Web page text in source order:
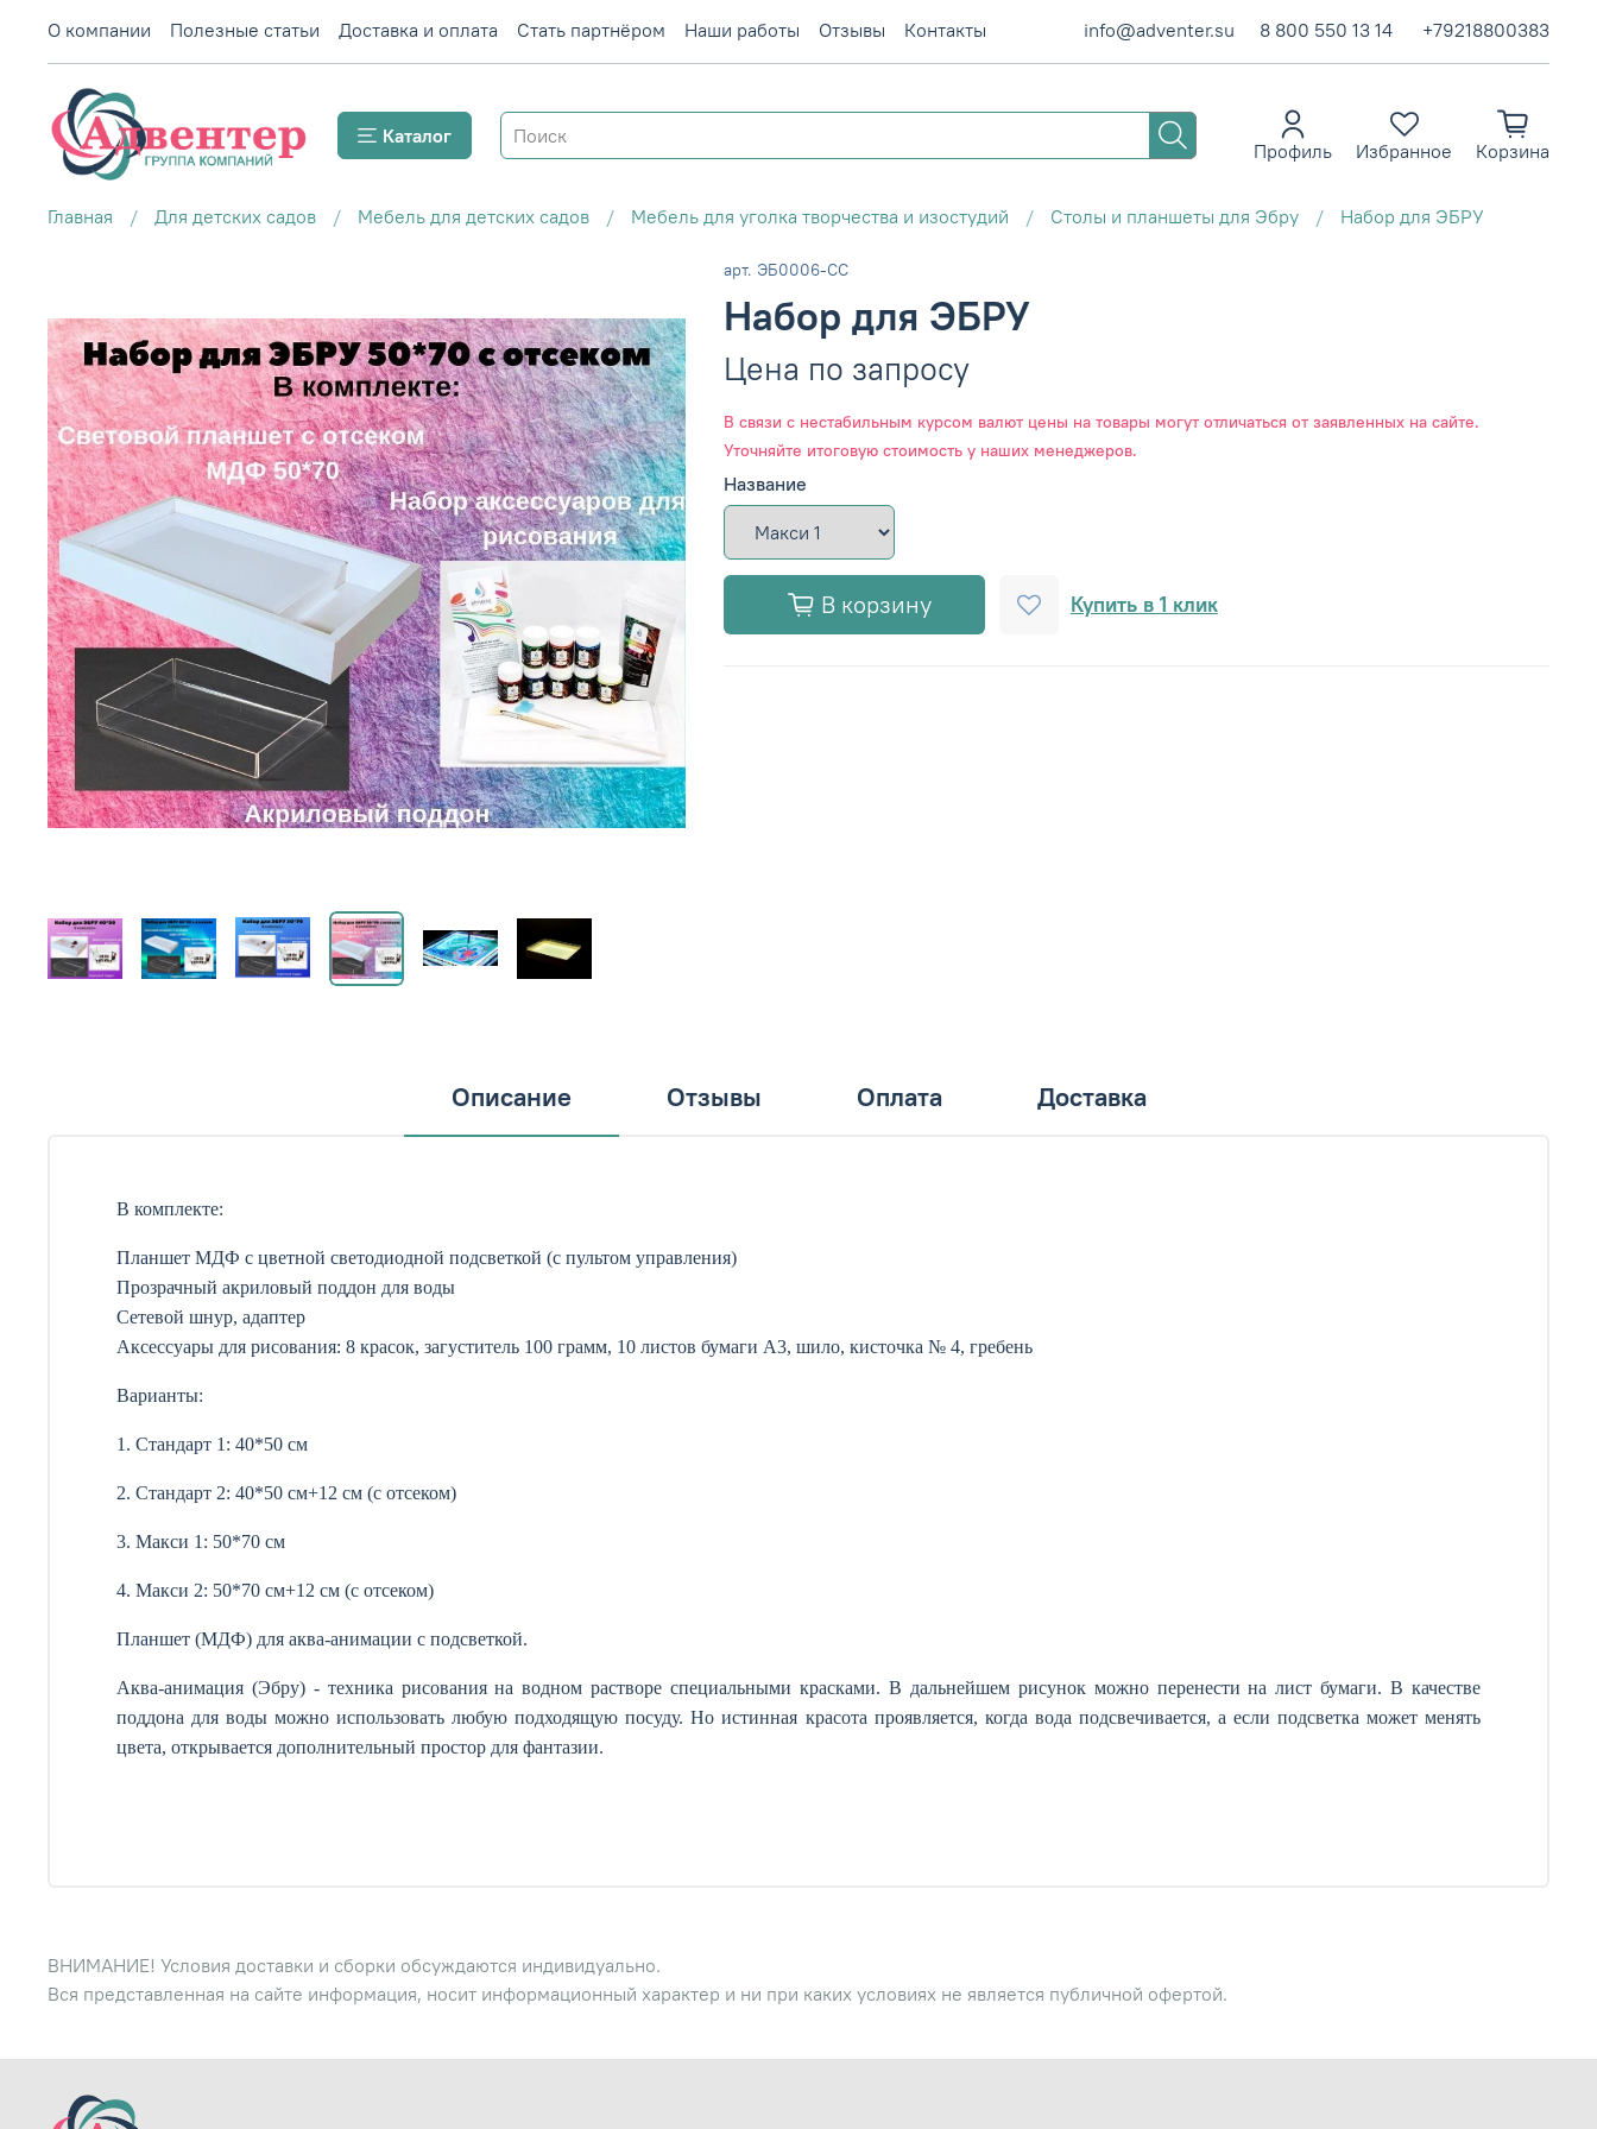
О компании Полезные статьи Доставка и оплата Стать партнёром Наши работы Отзывы Контакты info@adventer.su 8 800 550 13 14 +79218800383
Каталог
Профиль Избранное Корзина
Главная Для детских садов Мебель для детских садов Мебель для уголка творчества и изостудий Столы и планшеты для Эбру Набор для ЭБРУ
арт. ЭБ0006-СС
Набор для ЭБРУ
Цена по запросу
В связи с нестабильным курсом валют цены на товары могут отличаться от заявленных на сайте.
Уточняйте итоговую стоимость у наших менеджеров.
Название
В корзину Купить в 1 клик
Описание Отзывы Оплата Доставка
В комплекте:
Планшет МДФ с цветной светодиодной подсветкой (с пультом управления)
Прозрачный акриловый поддон для воды
Сетевой шнур, адаптер
Аксессуары для рисования: 8 красок, загуститель 100 грамм, 10 листов бумаги А3, шило, кисточка № 4, гребень
Варианты:
1. Стандарт 1: 40*50 см
2. Стандарт 2: 40*50 см+12 см (с отсеком)
3. Макси 1: 50*70 см
4. Макси 2: 50*70 см+12 см (с отсеком)
Планшет (МДФ) для аква-анимации с подсветкой.
Аква-анимация (Эбру) - техника рисования на водном растворе специальными красками. В дальнейшем рисунок можно перенести на лист бумаги. В качестве
поддона для воды можно использовать любую подходящую посуду. Но истинная красота проявляется, когда вода подсвечивается, а если подсветка может менять
цвета, открывается дополнительный простор для фантазии.
ВНИМАНИЕ! Условия доставки и сборки обсуждаются индивидуально.
Вся представленная на сайте информация, носит информационный характер и ни при каких условиях не является публичной офертой.